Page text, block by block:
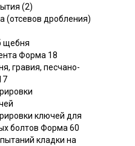
(2)
(отсевов дробления)
щебня
Форма 18
гравия, песчано-
ключей для
болтов Форма 60
кладки на